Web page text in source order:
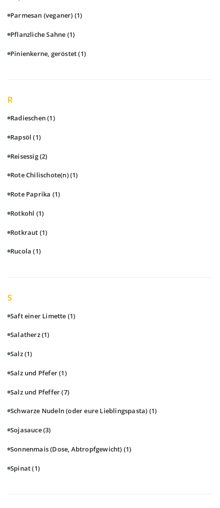
Parmesan (veganer) (1)
Pflanzliche Sahne (1)
Pinienkerne, geröstet(1)
R
Radieschen(1)
Rapsöl(1)
Reisessig(2)
Rote Chilischote(n)(1)
Rote Paprika (1)
Rotkohl (1)
Rotkraut (1)
Rucola(1)
S
Saft einer Limette (1)
Salatherz(1)
Salz(1)
Salz und Pfefer(1)
Salz und Pfeffer(7)
Schwarze Nudeln (oder eure Lieblingspasta) (1)
Sojasauce(3)
Sonnenmais (Dose, Abtropfgewicht) (1)
Spinat(1)